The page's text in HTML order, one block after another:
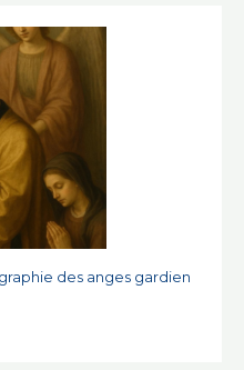
des anges gardien